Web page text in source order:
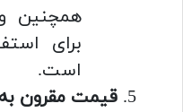
همچنین
برای
است.
قیمت مقرون